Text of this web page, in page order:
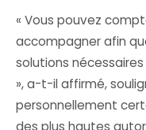
« Vous pouvez
accompagner afin
solutions
», a-t-il affirmé,
personnellement
des plus hautes